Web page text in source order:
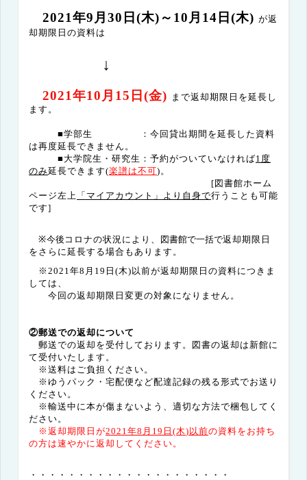
2021年9 月 30 日 (木) ～ 10 月 14 日 (木) が返
却期限日の資料は
↓
2021年10 月 15 日 (金)
まで返却期限日を延長し
ます。
■学部生 ：今回貸出期間を延長した資料
は再度延長できません。
■大学院生・研究生： 予約がついていなければ1 度
のみ延長できます(楽譜は不可) 。
[図書館ホーム
ページ左上 「マイアカウント」より自身で行うことも可能
です]
※今後 コロナの状況により、 図書館で一括で返却期限日
をさらに延長する場合もあります。
※ 2021 年8 月 19 日 (木)以前が返却期限日の資料につきま
しては、
今回の返却期限日変更の対象になりません。
②郵送での返却について
郵送での返却を受付しております。図書の返却は新館に
て受付いたします。
※送料はご負担ください。
※ゆうパック・宅配便など配達記録の残る形式でお送り
ください。
※輸送中に本が傷まないよう、適切な方法で梱包してく
ださい。
※返却期限日が2021 年8 月 19 日 (木)以前の資料をお持ち
の方は速やかに返却してください。
・・・・・・・・・・・・・・・・・・・・・